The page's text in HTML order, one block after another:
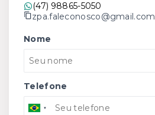
(47) 98865-5050
zpa.faleconosco@gmail.com
Nome
Telefone